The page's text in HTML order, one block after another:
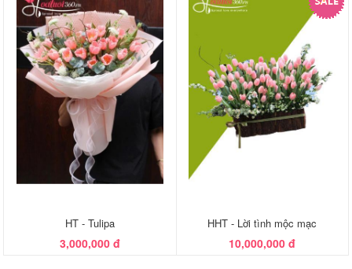
HT - Tulipa
3,000,000 đ
HHT - Lời tình mộc mạc
10,000,000 đ